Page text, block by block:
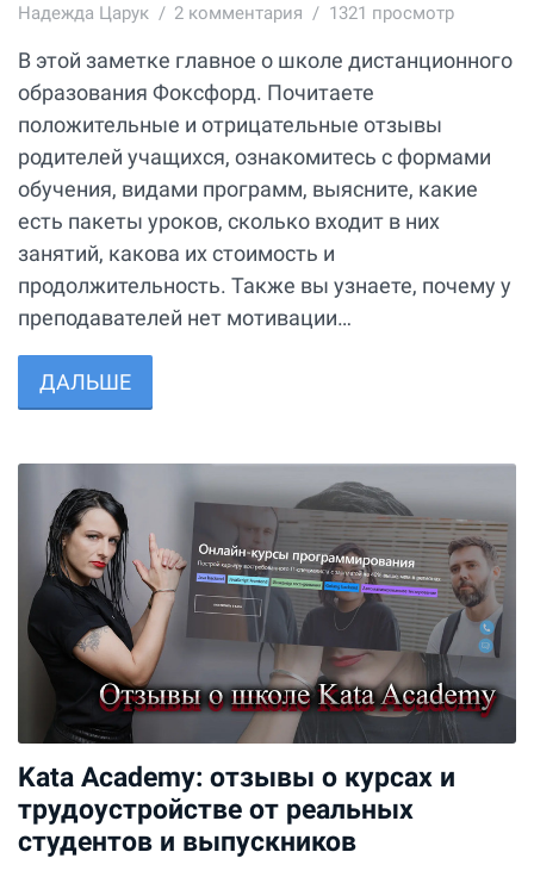
Надежда Царук 2 комментария 1321 просмотр
В этой заметке главное о школе дистанционного
образования Фоксфорд. Почитаете
положительные и отрицательные отзывы
родителей учащихся, ознакомитесь с формами
обучения, видами программ, выясните, какие
есть пакеты уроков, сколько входит в них
занятий, какова их стоимость и
продолжительность. Также вы узнаете, почему у
преподавателей нет мотивации…
ДАЛЬШЕ
Kata Academy: отзывы о курсах и
трудоустройстве от реальных
студентов и выпускников